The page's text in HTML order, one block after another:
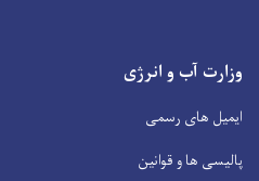
وزارت آب و انرژی
ایمیل های رسمی
پالیسی ها و قوانین